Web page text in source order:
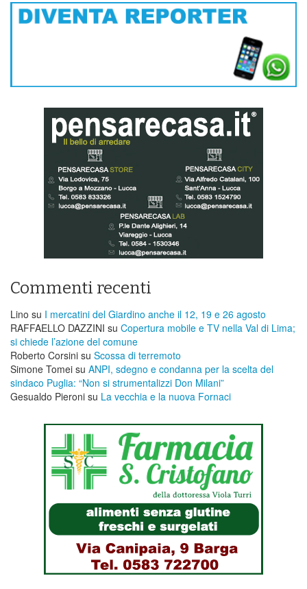
Commenti recenti
Lino su I mercatini del Giardino anche il 12, 19 e 26 agosto
RAFFAELLO DAZZINI su ​Copertura mobile e TV nella Val di Lima;
si chiede l’azione del comune
Roberto Corsini su Scossa di terremoto
Simone Tomei su ANPI, sdegno e condanna per la scelta del
sindaco Puglia: “Non si strumentalizzi Don Milani”
Gesualdo Pieroni su La vecchia e la nuova Fornaci